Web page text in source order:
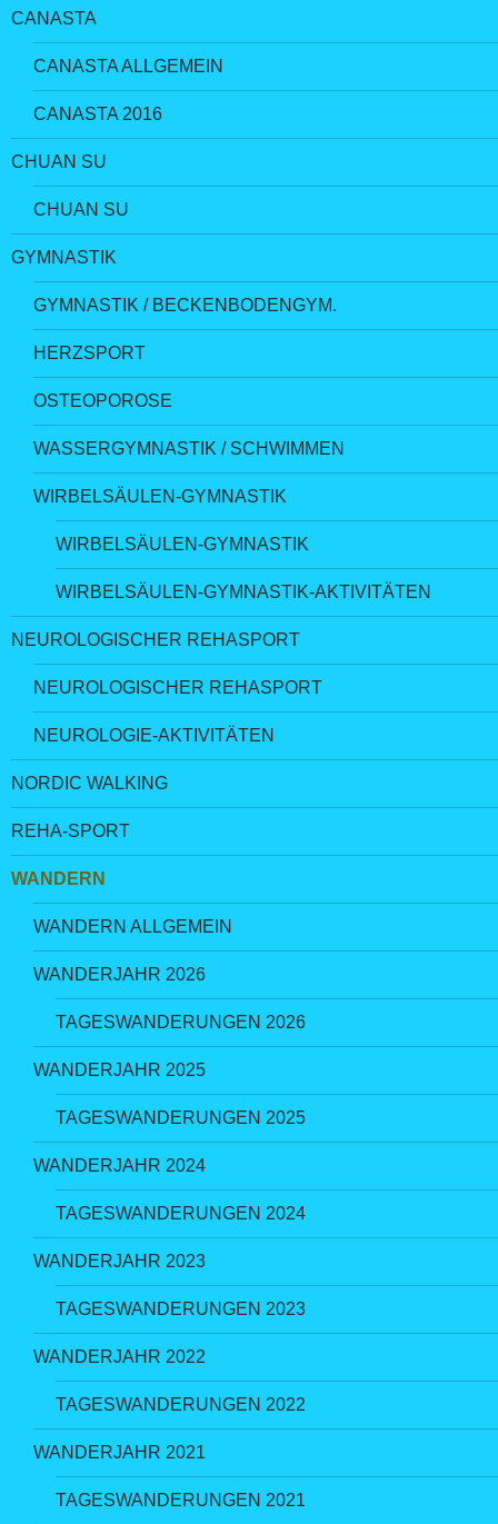
CANASTA
CANASTA ALLGEMEIN
CANASTA 2016
CHUAN SU
CHUAN SU
GYMNASTIK
GYMNASTIK / BECKENBODENGYM.
HERZSPORT
OSTEOPOROSE
WASSERGYMNASTIK / SCHWIMMEN
WIRBELSÄULEN-GYMNASTIK
WIRBELSÄULEN-GYMNASTIK
WIRBELSÄULEN-GYMNASTIK-AKTIVITÄTEN
NEUROLOGISCHER REHASPORT
NEUROLOGISCHER REHASPORT
NEUROLOGIE-AKTIVITÄTEN
NORDIC WALKING
REHA-SPORT
WANDERN
WANDERN ALLGEMEIN
WANDERJAHR 2026
TAGESWANDERUNGEN 2026
WANDERJAHR 2025
TAGESWANDERUNGEN 2025
WANDERJAHR 2024
TAGESWANDERUNGEN 2024
WANDERJAHR 2023
TAGESWANDERUNGEN 2023
WANDERJAHR 2022
TAGESWANDERUNGEN 2022
WANDERJAHR 2021
TAGESWANDERUNGEN 2021